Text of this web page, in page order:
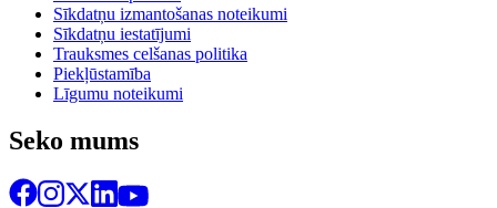
Sīkdatņu izmantošanas noteikumi
Sīkdatņu iestatījumi
Trauksmes celšanas politika
Piekļūstamība
Līgumu noteikumi
Seko mums